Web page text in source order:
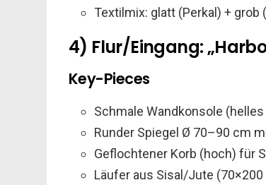
Textilmix: glatt (Perkal) +
4) Flur/Eingang:
Key-Pieces
Schmale Wandkonsole
Runder Spiegel Ø 70–90 cm
Geflochtener Korb (hoch) für
Läufer aus Sisal/Jute